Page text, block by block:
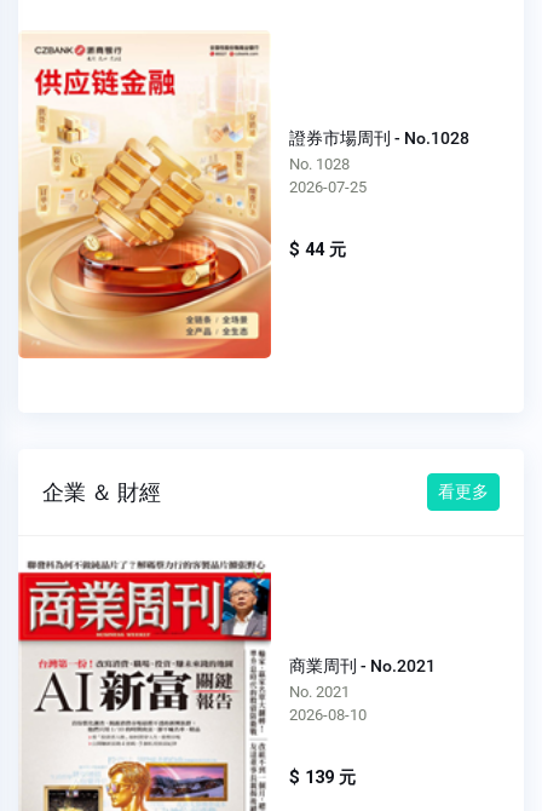
證券市場周刊 - No.1028
No. 1028
2026-07-25
$ 44 元
企業 ＆ 財經 看更多
商業周刊 - No.2021
No. 2021
2026-08-10
$ 139 元